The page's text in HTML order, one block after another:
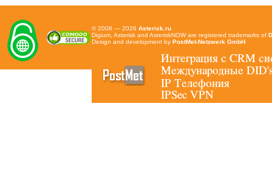
© 2008 — 2026 Asterisk.ru
Digium, Asterisk and AsteriskNOW are registered trademarks of
Design and development by PostMet-Netzwerk GmbH